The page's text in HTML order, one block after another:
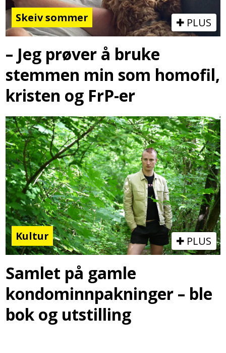
Skeiv sommer PLUS
– Jeg prøver å bruke
stemmen min som homofil,
kristen og FrP-er
Kultur PLUS
Samlet på gamle
kondominnpakninger – ble
bok og utstilling